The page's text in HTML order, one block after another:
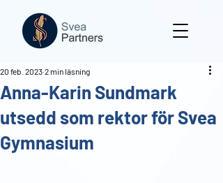
Anna-Karin Sundmark
utsedd som rektor för Svea
Gymnasium
20 feb. 2023 2 min läsning